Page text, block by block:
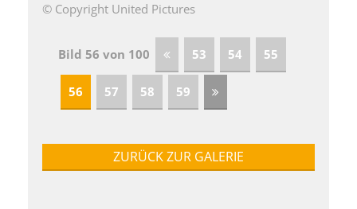
© Copyright United Pictures
Bild 56 von 100 53 54 55
56 57 58 59
ZURÜCK ZUR GALERIE